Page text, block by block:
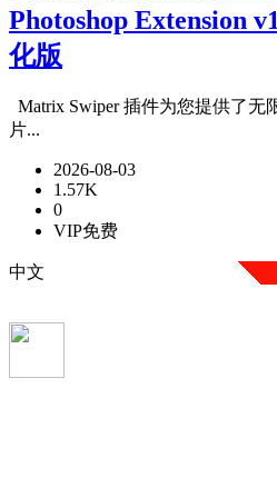
Photoshop Extension
化版
Matrix Swiper 插件为您提供了无
片...
2026-08-03
1.57K
0
VIP免费
中文